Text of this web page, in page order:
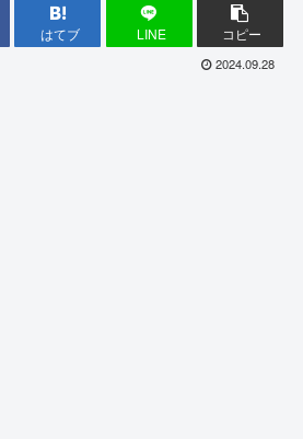
はてブ LINE コピー
2024.09.28